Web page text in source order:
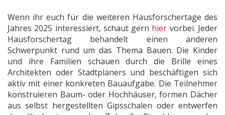
Wenn ihr euch für die weiteren Hausforschertage des
Jahres 2025 interessiert, schaut gern hier vorbei. Jeder
Hausforschertag behandelt einen anderen
Schwerpunkt rund um das Thema Bauen. Die Kinder
und ihre Familien schauen durch die Brille eines
Architekten oder Stadtplaners und beschäftigen sich
aktiv mit einer konkreten Bauaufgabe. Die Teilnehmer
konstruieren Baum- oder Hochhäuser, formen Dächer
aus selbst hergestellten Gipsschalen oder entwerfen